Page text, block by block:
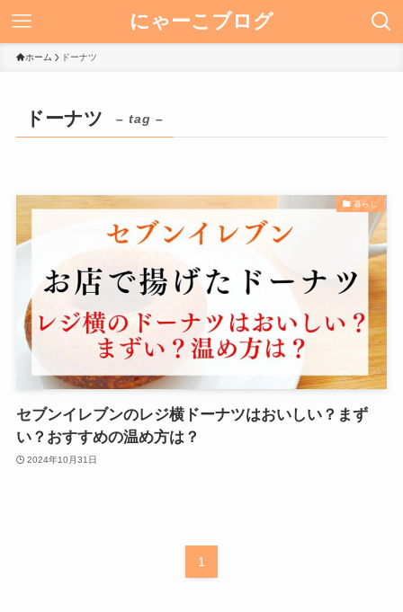
にゃーこブログ
ホーム ドーナツ
ドーナツ – tag –
暮らし
セブンイレブンのレジ横ドーナツはおいしい？まず
い？おすすめの温め方は？
2024年10月31日
1